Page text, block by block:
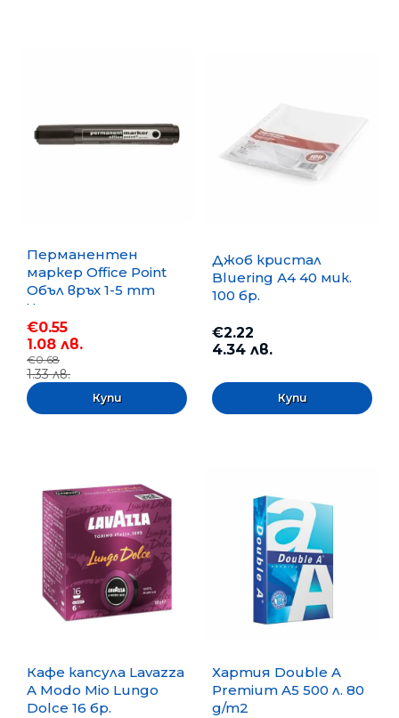
Перманентен
маркер Office Point
Объл връх 1-5 mm
Черен
€0.55
1.08 лв.
€0.68
1.33 лв.
Джоб кристал
Bluering А4 40 мик.
100 бр.
€2.22
4.34 лв.
Кафе капсула Lavazza
A Modo Mio Lungo
Dolce 16 бр.
Хартия Double A
Premium A5 500 л. 80
g/m2